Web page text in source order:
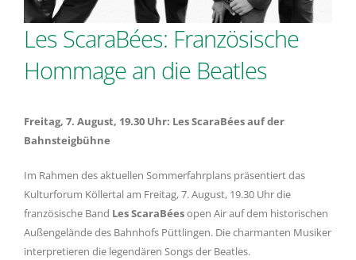
Les ScaraBées: Französische
Hommage an die Beatles
Freitag, 7. August, 19.30 Uhr: Les ScaraBées auf der
Bahnsteigbühne
Im Rahmen des aktuellen Sommerfahrplans präsentiert das
Kulturforum Köllertal am Freitag, 7. August, 19.30 Uhr die
französische Band Les ScaraBéesopen Airauf dem historischen
Außengelände des Bahnhofs Püttlingen. Die charmanten Musiker
interpretieren die legendären Songs der Beatles.